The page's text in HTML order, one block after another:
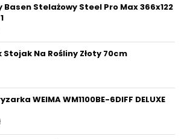
Basen Stelażowy Steel Pro Max 366x122
Stojak Na Rośliny Złoty 70cm
WEIMA WM1100BE-6DIFF DELUXE